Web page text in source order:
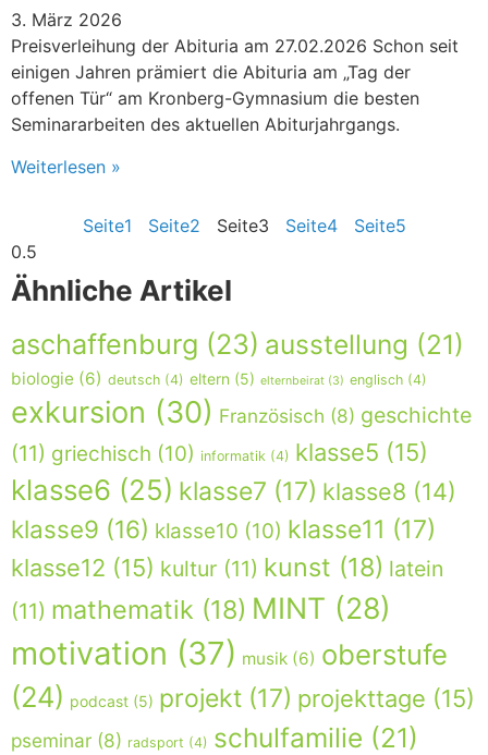
3. März 2026
Preisverleihung der Abituria am 27.02.2026 Schon seit
einigen Jahren prämiert die Abituria am „Tag der
offenen Tür“ am Kronberg-Gymnasium die besten
Seminararbeiten des aktuellen Abiturjahrgangs.
Weiterlesen »
Seite1 Seite2 Seite3 Seite4 Seite5
Ähnliche Artikel
aschaffenburg (23) ausstellung (21)
biologie (6) deutsch (4) eltern (5) elternbeirat (3) englisch (4)
exkursion (30) Französisch (8) geschichte
(11) griechisch (10) informatik (4) klasse5 (15)
klasse6 (25) klasse7 (17) klasse8 (14)
klasse9 (16) klasse10 (10) klasse11 (17)
klasse12 (15) kultur (11) kunst (18) latein
(11) mathematik (18) MINT (28)
motivation (37) musik (6) oberstufe
(24) podcast (5) projekt (17) projekttage (15)
pseminar (8) radsport (4) schulfamilie (21)